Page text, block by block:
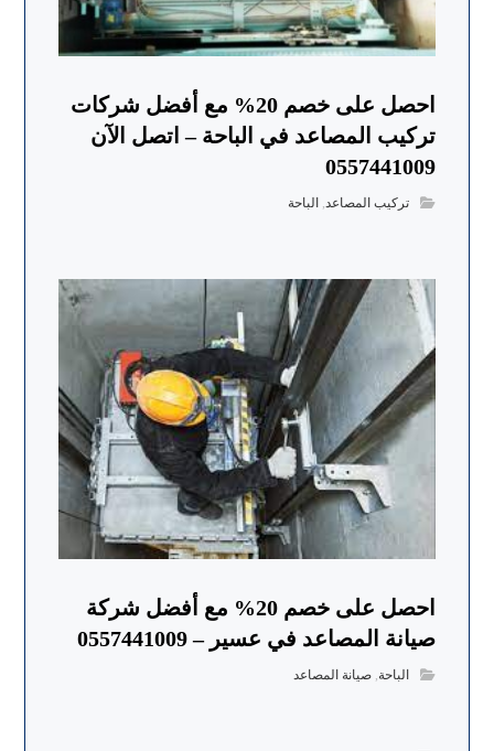
احصل على خصم 20% مع أفضل شركات
تركيب المصاعد في الباحة – اتصل الآن
0557441009
تركيب المصاعد ,الباحة
احصل على خصم 20% مع أفضل شركة
صيانة المصاعد في عسير – 0557441009
الباحة,صيانة المصاعد